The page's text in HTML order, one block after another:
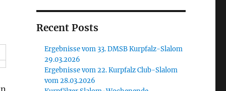
Recent Posts
Ergebnisse vom 33. DMSB Kurpfalz-Slalom
29.03.2026
Ergebnisse vom 22. Kurpfalz Club-Slalom
vom 28.03.2026